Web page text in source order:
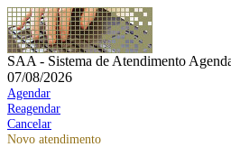
SAA - Sistema de Atendimento
07/08/2026
Agendar
Reagendar
Cancelar
Novo atendimento